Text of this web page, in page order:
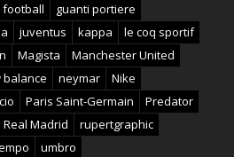
football
guanti portiere
juventus kappa
le coq sportif
Magista
Manchester United
balance neymar
Nike
Paris Saint-Germain
Predator
Real Madrid
rupertgraphic
umbro